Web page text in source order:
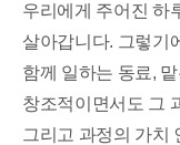
우리에게 주어진 하
살아갑니다. 그렇기
함께 일하는 동료,
창조적이면서도 그
그리고 과정의 가치